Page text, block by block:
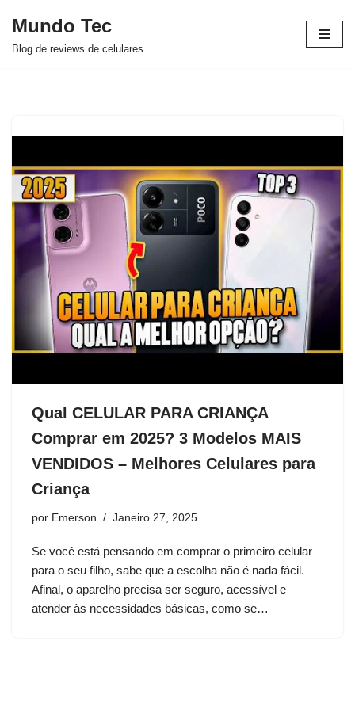
Avançar
Mundo Tec
Blog de reviews de celulares
Qual CELULAR PARA CRIANÇA
Comprar em 2025? 3 Modelos MAIS
VENDIDOS – Melhores Celulares para
Criança
por Emerson Janeiro 27, 2025
Se você está pensando em comprar o primeiro celular
para o seu filho, sabe que a escolha não é nada fácil.
Afinal, o aparelho precisa ser seguro, acessível e
atender às necessidades básicas, como se…